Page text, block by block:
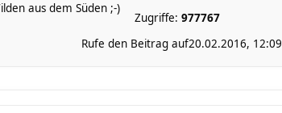
aus dem Süden ;-)
Zugriffe: 977767
20.02.2016, 12:09
Rufe den Beitrag auf